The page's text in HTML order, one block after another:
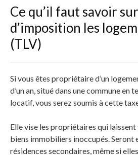
Ce qu’il faut savoir
d’imposition les
(TLV)
Si vous êtes propriétaire d’un
d’un an, situé dans une commune en
locatif, vous serez soumis à cette
Elle vise les propriétaires qui
biens immobiliers inoccupés. Seront
résidences secondaires, même si